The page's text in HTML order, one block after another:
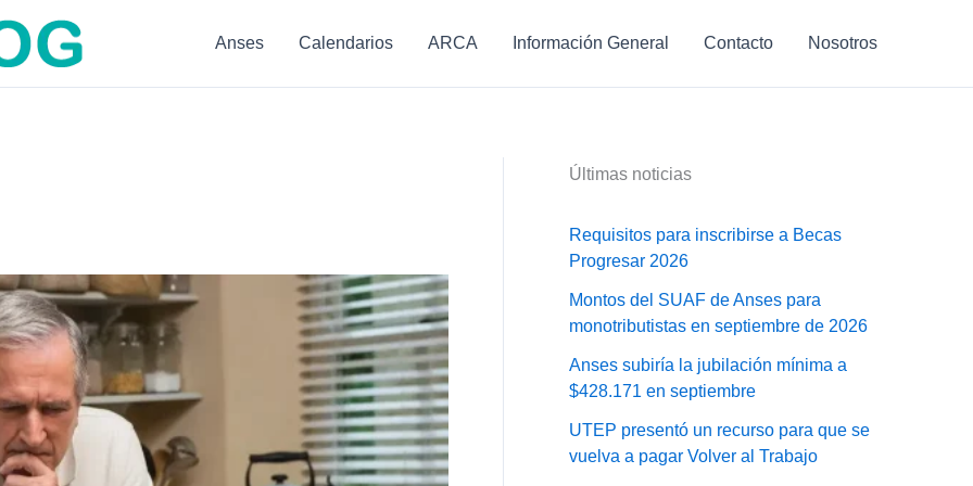
Anses Calendarios ARCA Información General Contacto Nosotros
Últimas noticias
Requisitos para inscribirse a Becas
Progresar 2026
Montos del SUAF de Anses para
monotributistas en septiembre de 2026
Anses subiría la jubilación mínima a
$428.171 en septiembre
UTEP presentó un recurso para que se
vuelva a pagar Volver al Trabajo